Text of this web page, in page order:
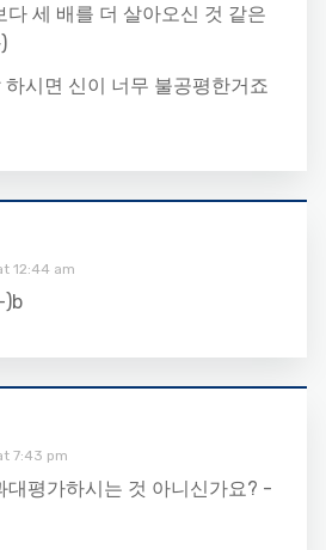
다 세 배를 더 살아오신 것 같은
시면 신이 너무 불공평한거죠
12:44 am
)b
7:43 pm
대평가하시는 것 아니신가요? -